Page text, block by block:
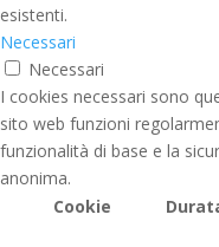
esistenti.
Necessari
Necessari
I cookies necessari sono
sito web funzioni
funzionalità di base e la
anonima.
Cookie